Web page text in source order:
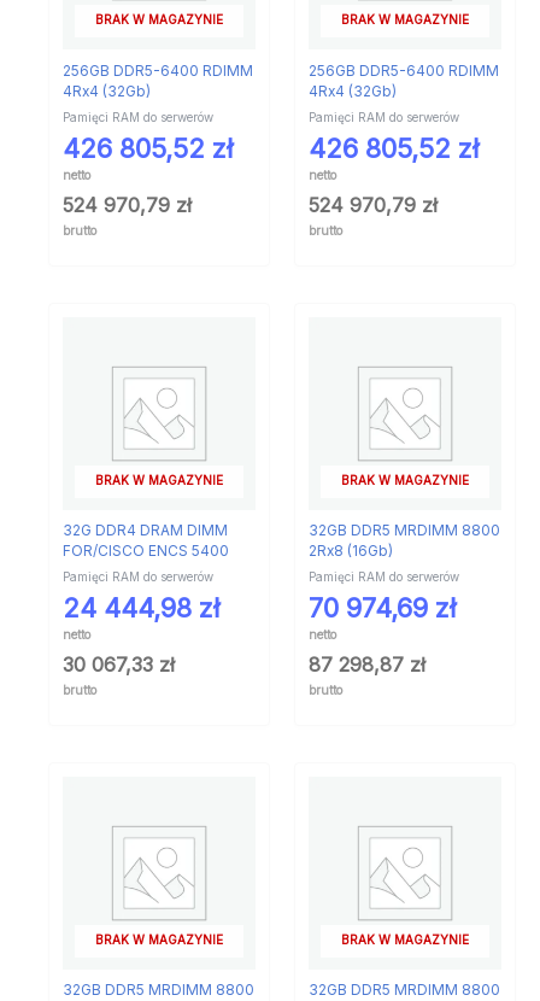
BRAK W MAGAZYNIE
256GB DDR5-6400 RDIMM
4Rx4 (32Gb)
Pamięci RAM do serwerów
426 805,52 zł
netto
524 970,79 zł
brutto
BRAK W MAGAZYNIE
256GB DDR5-6400 RDIMM
4Rx4 (32Gb)
Pamięci RAM do serwerów
426 805,52 zł
netto
524 970,79 zł
brutto
BRAK W MAGAZYNIE
32G DDR4 DRAM DIMM
FOR/CISCO ENCS 5400
Pamięci RAM do serwerów
24 444,98 zł
netto
30 067,33 zł
brutto
BRAK W MAGAZYNIE
32GB DDR5 MRDIMM 8800
2Rx8 (16Gb)
Pamięci RAM do serwerów
70 974,69 zł
netto
87 298,87 zł
brutto
BRAK W MAGAZYNIE
32GB DDR5 MRDIMM 8800
BRAK W MAGAZYNIE
32GB DDR5 MRDIMM 8800